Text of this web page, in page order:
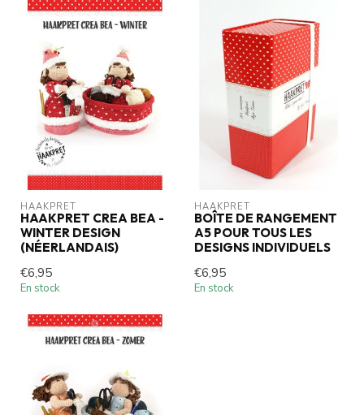
HAAKPRET
HAAKPRET CREA BEA -
WINTER DESIGN
(NÉERLANDAIS)
€6,95
En stock
HAAKPRET
BOÎTE DE RANGEMENT
A5 POUR TOUS LES
DESIGNS INDIVIDUELS
€6,95
En stock